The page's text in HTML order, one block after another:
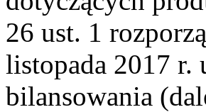
26 ust. 1
listopada 2017 r.
bilansowania